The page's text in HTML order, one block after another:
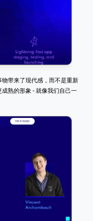
带来了现代感，而不是重新
熟的形象 - 就像我们自己一